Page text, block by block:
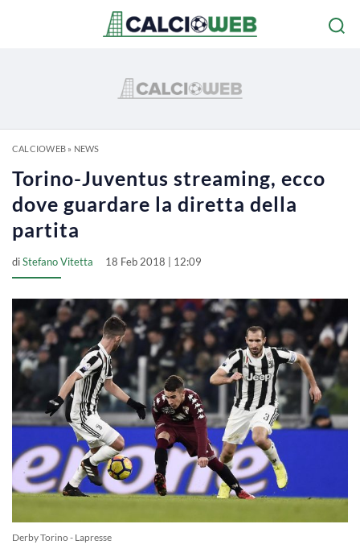
CALCIOWEB» NEWS
Torino-Juventus streaming, ecco
dove guardare la diretta della
partita
diStefano Vitetta 18 Feb 2018 | 12:09
Derby Torino - Lapresse